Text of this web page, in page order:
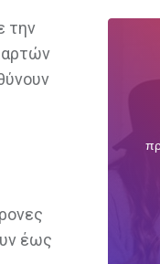
την
έως